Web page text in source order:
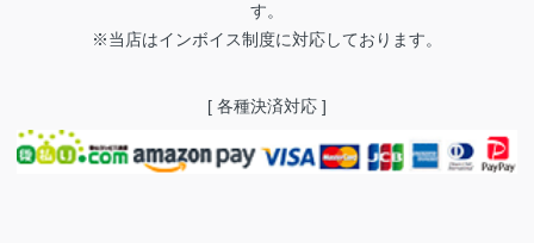
す。
※当店はインボイス制度に対応しております。
[ 各種決済対応 ]